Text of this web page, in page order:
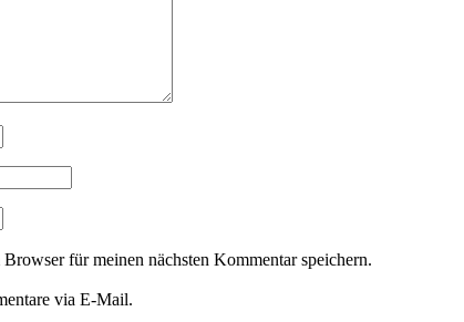
für meinen nächsten Kommentar speichern.
via E-Mail.